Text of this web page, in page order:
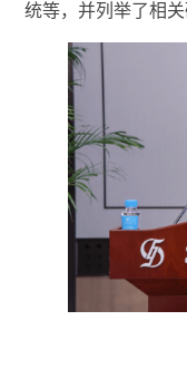
统等，并列举了相